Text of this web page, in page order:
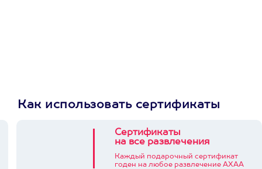
Как использовать сертификаты
Сертификаты
на все развлечения
Каждый подарочный сертификат
годен на любое развлечение АХАА